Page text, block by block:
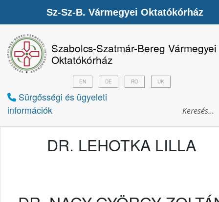
Szabolcs-Szatmár-Bereg Vármegyei
Oktatókórház
Sürgősségi és ügyeleti
információk
EN DE RO UK
DR. LEHOTKA LILLA
Sz-Sz-B. Vármegyei Oktatókórház